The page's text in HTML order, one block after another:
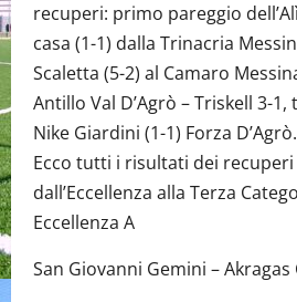
recuperi: primo pareggio
casa (1-1) dalla Trinacria
Scaletta (5-2) al Camaro
Antillo Val D’Agrò – Triskell 3-
Nike Giardini (1-1) Forza D’Agrò.
Ecco tutti i risultati dei
dall’Eccellenza alla Terza
Eccellenza A
San Giovanni Gemini –